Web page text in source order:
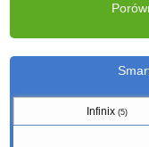
Infinix(5)